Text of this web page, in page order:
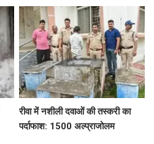
रीवा में नशीली दवाओं की तस्करी का
पर्दाफाश: 1500 अल्प्राजोलम